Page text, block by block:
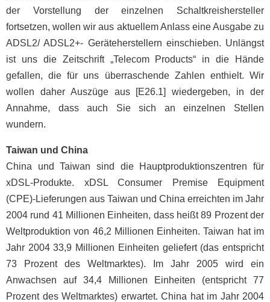
der Vorstellung der einzelnen Schaltkreishersteller
fortsetzen, wollen wir aus aktuellem Anlass eine Ausgabe zu
ADSL2/ ADSL2+- Geräteherstellern einschieben. Unlängst
ist uns die Zeitschrift „Telecom Products“ in die Hände
gefallen, die für uns überraschende Zahlen enthielt. Wir
wollen daher Auszüge aus [E26.1] wiedergeben, in der
Annahme, dass auch Sie sich an einzelnen Stellen
wundern.
Taiwan und China
China und Taiwan sind die Hauptproduktionszentren für
xDSL-Produkte. xDSL Consumer Premise Equipment
(CPE)-Lieferungen aus Taiwan und China erreichten im Jahr
2004 rund 41 Millionen Einheiten, dass heißt 89 Prozent der
Weltproduktion von 46,2 Millionen Einheiten. Taiwan hat im
Jahr 2004 33,9 Millionen Einheiten geliefert (das entspricht
73 Prozent des Weltmarktes). Im Jahr 2005 wird ein
Anwachsen auf 34,4 Millionen Einheiten (entspricht 77
Prozent des Weltmarktes) erwartet. China hat im Jahr 2004